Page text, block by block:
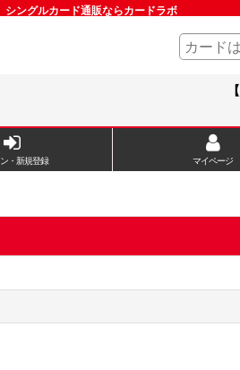
シングルカード通販ならカードラボ
【
・新規登録 マイページ